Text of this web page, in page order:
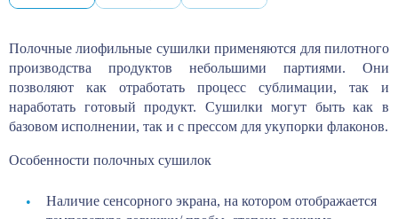
Полочные лиофильные сушилки применяются для пилотного
производства продуктов небольшими партиями. Они
позволяют как отработать процесс сублимации, так и
наработать готовый продукт. Сушилки могут быть как в
базовом исполнении, так и с прессом для укупорки флаконов.
Особенности полочных сушилок
Наличие сенсорного экрана, на котором отображается